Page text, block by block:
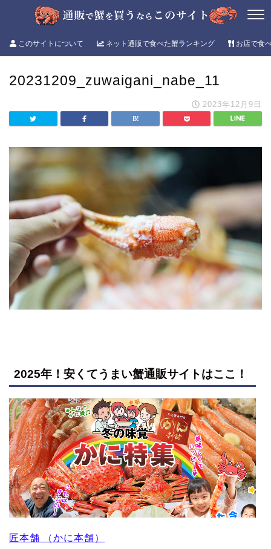
このサイトについて ネット通販で食べた蟹ランキング お店で食
20231209_zuwaigani_nabe_11
2023年12月9日
2025年！安くてうまい蟹通販サイトはここ！
匠本舗 （かに本舗）